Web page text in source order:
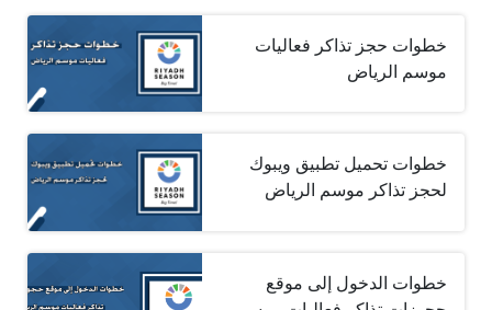
خطوات حجز تذاكر فعاليات
موسم الرياض
خطوات تحميل تطبيق ويبوك
لحجز تذاكر موسم الرياض
خطوات الدخول إلى موقع